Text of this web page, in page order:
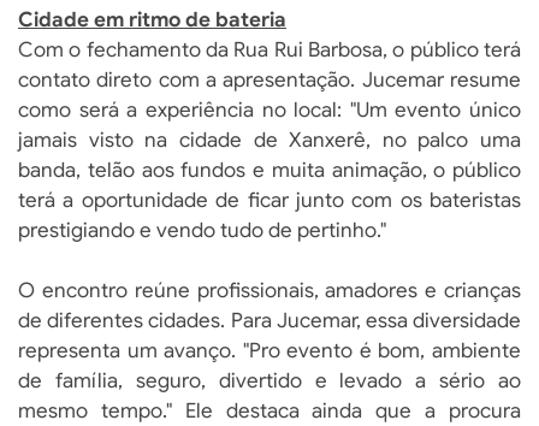
Cidade em ritmo de bateria
Com o fechamento da Rua Rui Barbosa, o público terá
contato direto com a apresentação. Jucemar resume
como será a experiência no local: "Um evento único
jamais visto na cidade de Xanxerê, no palco uma
banda, telão aos fundos e muita animação, o público
terá a oportunidade de ficar junto com os bateristas
prestigiando e vendo tudo de pertinho."
O encontro reúne profissionais, amadores e crianças
de diferentes cidades. Para Jucemar, essa diversidade
representa um avanço. "Pro evento é bom, ambiente
de família, seguro, divertido e levado a sério ao
mesmo tempo." Ele destaca ainda que a procura